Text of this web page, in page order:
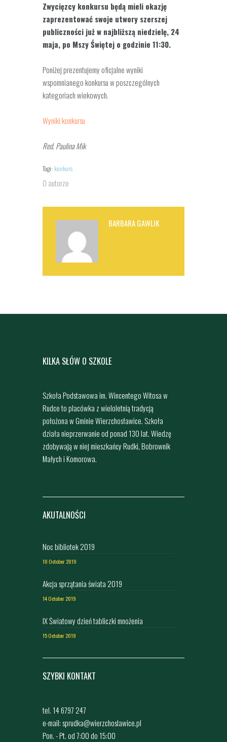
Zwycięzcy konkursu będą mieli okazję
zaprezentować swoje utwory szerszej
publiczności już w najbliższą niedzielę, 24
maja, po Mszy Świętej o godzinie 11:30.
Poniżej prezentujemy oficjalne wyniki
wspomnianego konkursu w poszczególnych
kategoriach wiekowych.
Wyniki konkursu
Red. Paulina Mik
Tagi: konkurs
O autorze
BARBARA GAWLIK
KILKA SŁÓW O SZKOLE
Szkoła Podstawowa im. Wincentego Witosa w
Rudce to placówka z wieloletnią tradycją
położona w Gminie Wierzchosławice. Szkoła
działa nieprzerwanie od ponad 130 lat. Wiedzę
zdobywają w niej mieszkańcy Rudki, Bobrownik
Małych i Komorowa.
AKUTALNOŚCI
Noc bibliotek 2019
10 October 2019
Akcja sprzątania świata 2019
14 October 2019
IX Światowy dzień tabliczki mnożenia
15 October 2019
SZYBKI KONTAKT
tel. 14 6797 247
e-mail: sprudka@wierzchoslawice.pl
Pon. - Pt. od 7:00 do 15:00